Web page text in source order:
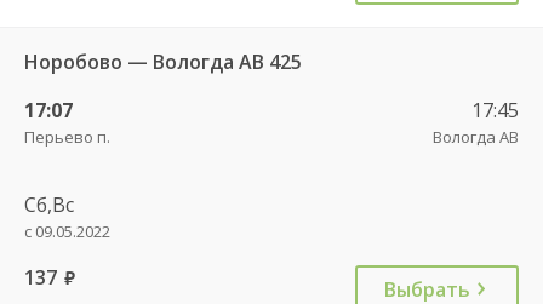
Норобово — Вологда АВ 425
17:07
Перьево п.
17:45
Вологда АВ
Сб,Вс
с 09.05.2022
137 руб. Выбрать